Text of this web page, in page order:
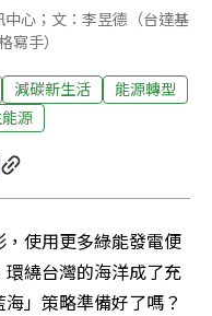
心；文：李昱德（台達基
寫手）
減碳新生活
能源轉型
源
使用更多綠能發電便
繞台灣的海洋成了充
」策略準備好了嗎？